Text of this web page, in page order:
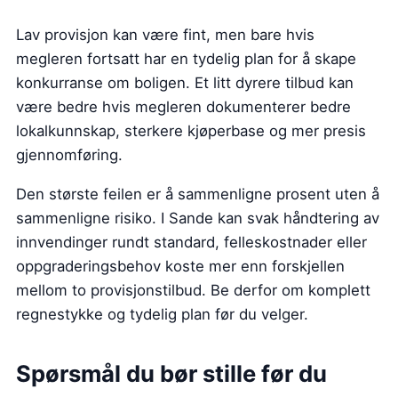
Lav provisjon kan være fint, men bare hvis
megleren fortsatt har en tydelig plan for å skape
konkurranse om boligen. Et litt dyrere tilbud kan
være bedre hvis megleren dokumenterer bedre
lokalkunnskap, sterkere kjøperbase og mer presis
gjennomføring.
Den største feilen er å sammenligne prosent uten å
sammenligne risiko. I Sande kan svak håndtering av
innvendinger rundt standard, felleskostnader eller
oppgraderingsbehov koste mer enn forskjellen
mellom to provisjonstilbud. Be derfor om komplett
regnestykke og tydelig plan før du velger.
Spørsmål du bør stille før du